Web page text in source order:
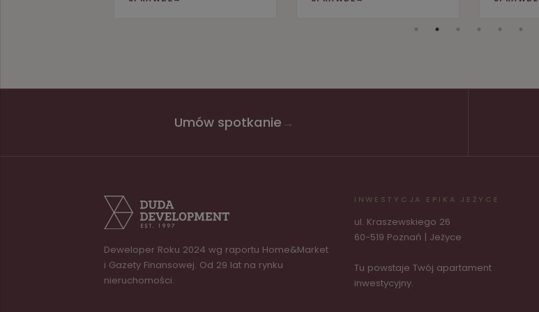
Umów spotkanie →
Deweloper Roku 2024 wg raportu Home&Market
i Gazety Finansowej. Od 29 lat na rynku
nieruchomości.
INWESTYCJA EPIKA JEŻYCE
ul. Kraszewskiego 26
60-519 Poznań | Jeżyce
Tu powstaje Twój apartament
inwestycyjny.